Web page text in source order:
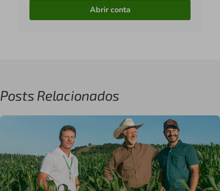
Abrir conta
Posts Relacionados